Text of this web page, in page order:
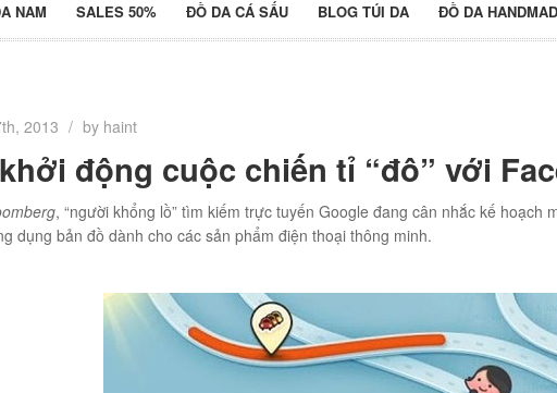
NAM SALES 50% ĐỒ DA CÁ SẤU BLOG TÚI DA ĐỒ DA
2013 / by haint
động cuộc chiến tỉ “đô” với
, “người khổng lồ” tìm kiếm trực tuyến Google đang cân nhắc kế hoạch
dụng bản đồ dành cho các sản phẩm điện thoại thông minh.